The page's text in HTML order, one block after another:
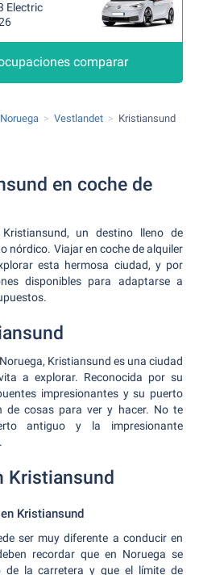
Electric
comparar
Noruega Vestlandet Kristiansund
en coche de
un destino lleno de
nórdico. Viajar en coche de alquiler
esta hermosa ciudad, y por
disponibles para adaptarse a
Kristiansund es una ciudad
a explorar. Reconocida por su
impresionantes y su puerto
de cosas para ver y hacer. No te
antiguo y la impresionante
Kristiansund
Kristiansund
ser muy diferente a conducir en
recordar que en Noruega se
de la carretera y que el límite de